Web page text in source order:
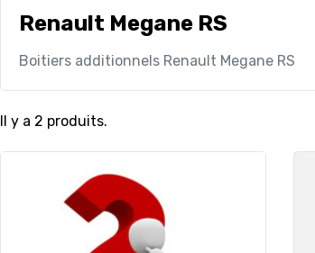
Renault Megane RS
Boitiers additionnels Renault Megane RS
Il y a 2 produits.